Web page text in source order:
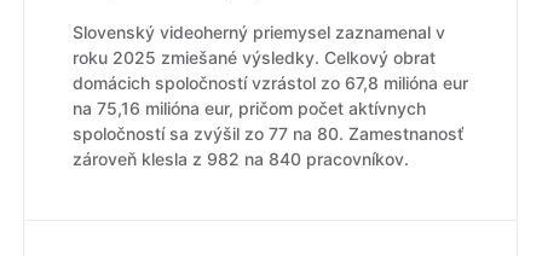
Slovenský videoherný priemysel zaznamenal v
roku 2025 zmiešané výsledky. Celkový obrat
domácich spoločností vzrástol zo 67,8 milióna eur
na 75,16 milióna eur, pričom počet aktívnych
spoločností sa zvýšil zo 77 na 80. Zamestnanosť
zároveň klesla z 982 na 840 pracovníkov.